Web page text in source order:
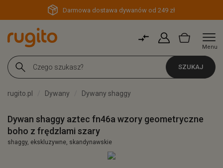
Darmowa dostawa dywanów od 249 zł
Menu
SZUKAJ
rugito.pl Dywany Dywany shaggy
Dywan shaggy aztec fn46a wzory geometryczne
boho z frędzlami szary
shaggy, ekskluzywne, skandynawskie